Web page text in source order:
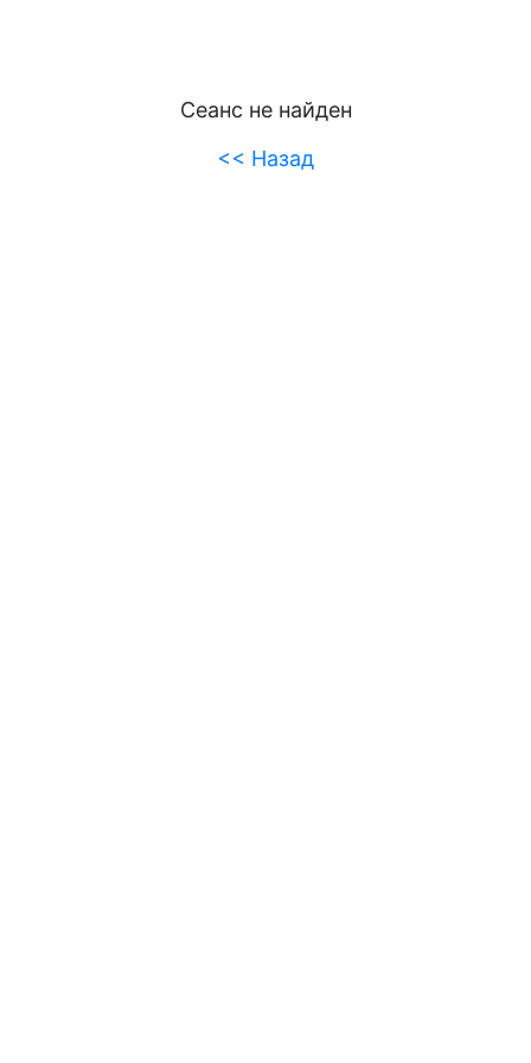
Сеанс не найден
<< Назад